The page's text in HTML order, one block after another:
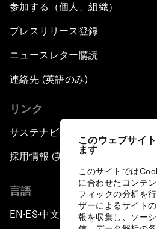
このウェブサイ
ます
このサイトでは
に合わせたコンテ
フィックの分析を
ザーによるサイト
報を収集し、ソー
参加する（個人、組織）
プレスリリース登録
ニュースレター購読
連絡先 (英語のみ)
リンク
サステナビリティへの取り組み
採用情報 (英語のみ)
言語
EN ▪ES▪中文▪ 日本語